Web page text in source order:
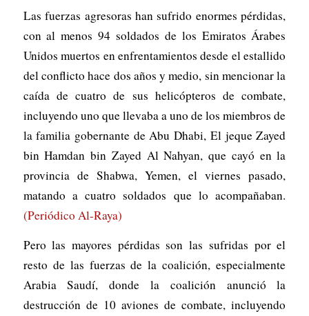
Las fuerzas agresoras han sufrido enormes pérdidas,
con al menos 94 soldados de los Emiratos Árabes
Unidos muertos en enfrentamientos desde el estallido
del conflicto hace dos años y medio, sin mencionar la
caída de cuatro de sus helicópteros de combate,
incluyendo uno que llevaba a uno de los miembros de
la familia gobernante de Abu Dhabi, El jeque Zayed
bin Hamdan bin Zayed Al Nahyan, que cayó en la
provincia de Shabwa, Yemen, el viernes pasado,
matando a cuatro soldados que lo acompañaban.
(Periódico Al-Raya)
Pero las mayores pérdidas son las sufridas por el
resto de las fuerzas de la coalición, especialmente
Arabia Saudí, donde la coalición anunció la
destrucción de 10 aviones de combate, incluyendo